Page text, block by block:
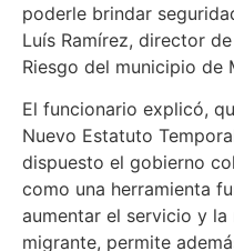
poderle brindar
Luís Ramírez, director
Riesgo del municipio de
El funcionario explicó,
Nuevo Estatuto
dispuesto el gobierno
como una herramienta
aumentar el servicio y
migrante, permite